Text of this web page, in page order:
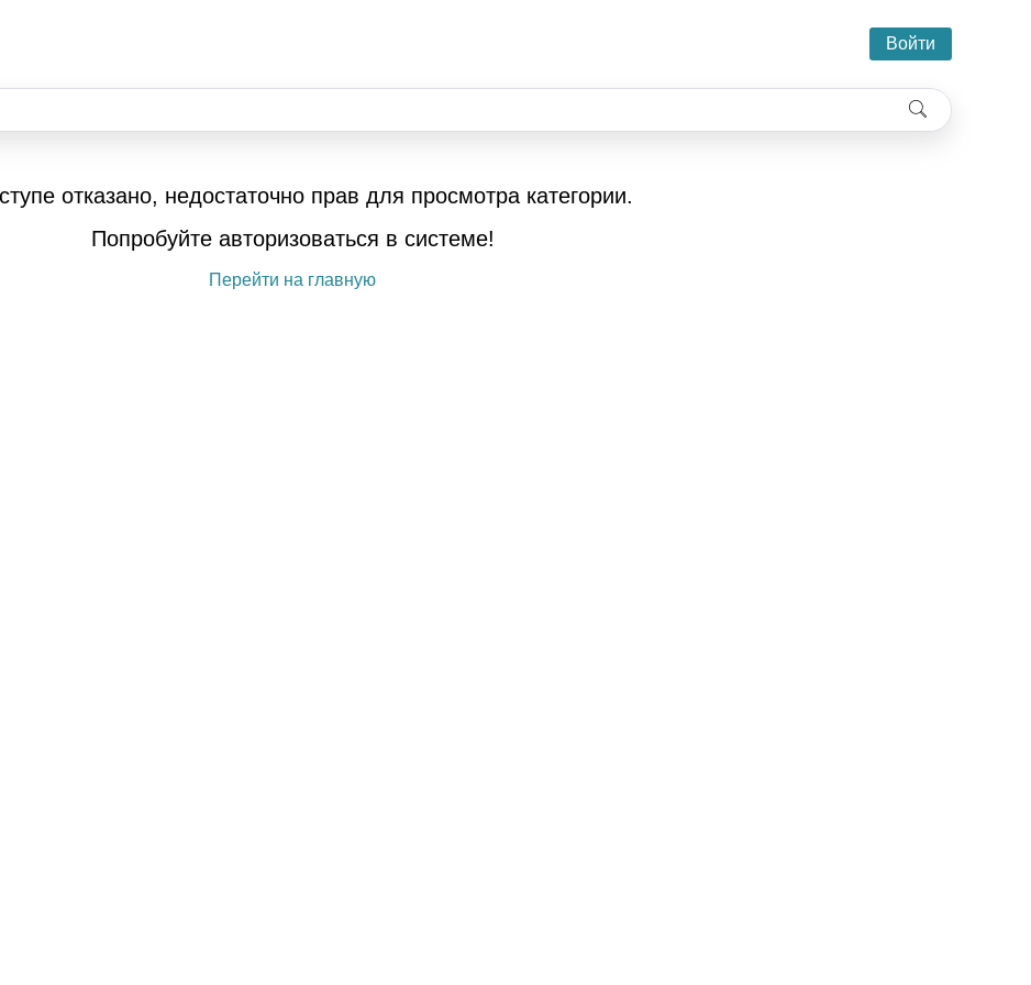
Войти
отказано, недостаточно прав для просмотра категории.
Попробуйте авторизоваться в системе!
Перейти на главную